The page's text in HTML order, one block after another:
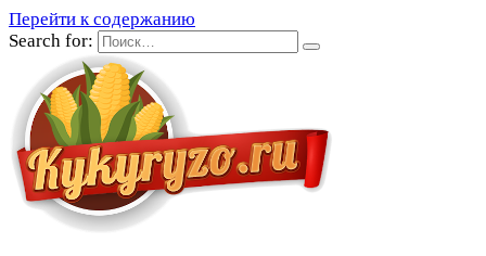
Перейти к содержанию
Search for: